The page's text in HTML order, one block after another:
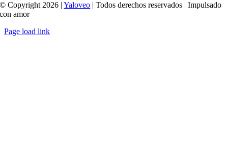
© Copyright 2026 |Yaloveo | Todos derechos reservados | Impulsado
con amor
Page load link